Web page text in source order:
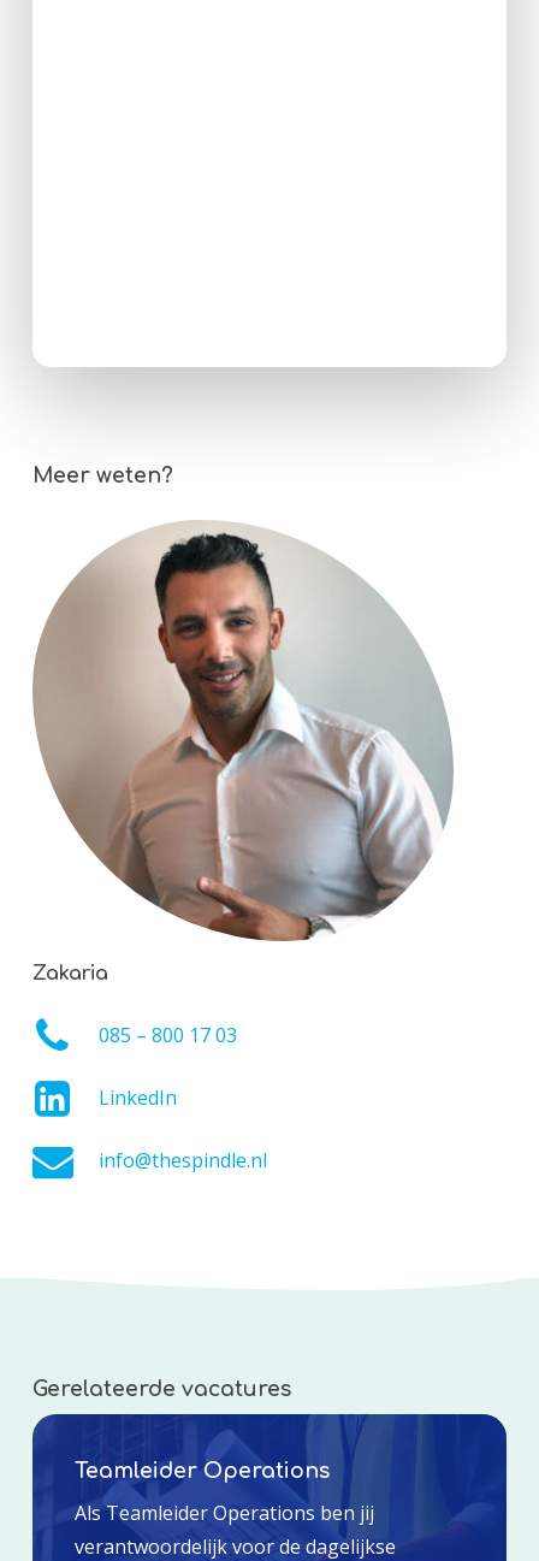
Meer weten?
Zakaria
085 – 800 17 03
LinkedIn
info@thespindle.nl
Gerelateerde vacatures
Teamleider Operations
Als Teamleider Operations ben jij
verantwoordelijk voor de dagelijkse